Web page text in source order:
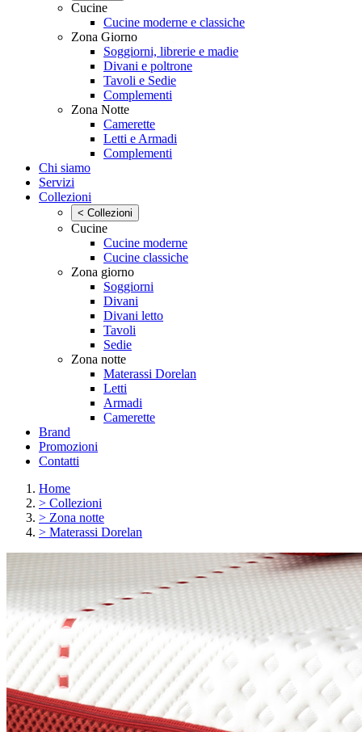
Cucine
Cucine moderne e classiche
Zona Giorno
Soggiorni, librerie e madie
Divani e poltrone
Tavoli e Sedie
Complementi
Zona Notte
Camerette
Letti e Armadi
Complementi
Chi siamo
Servizi
Collezioni
< Collezioni
Cucine
Cucine moderne
Cucine classiche
Zona giorno
Soggiorni
Divani
Divani letto
Tavoli
Sedie
Zona notte
Materassi Dorelan
Letti
Armadi
Camerette
Brand
Promozioni
Contatti
Home
> Collezioni
> Zona notte
> Materassi Dorelan